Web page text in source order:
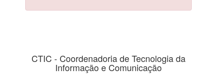
CTIC - Coordenadoria de Tecnologia da
Informação e Comunicação